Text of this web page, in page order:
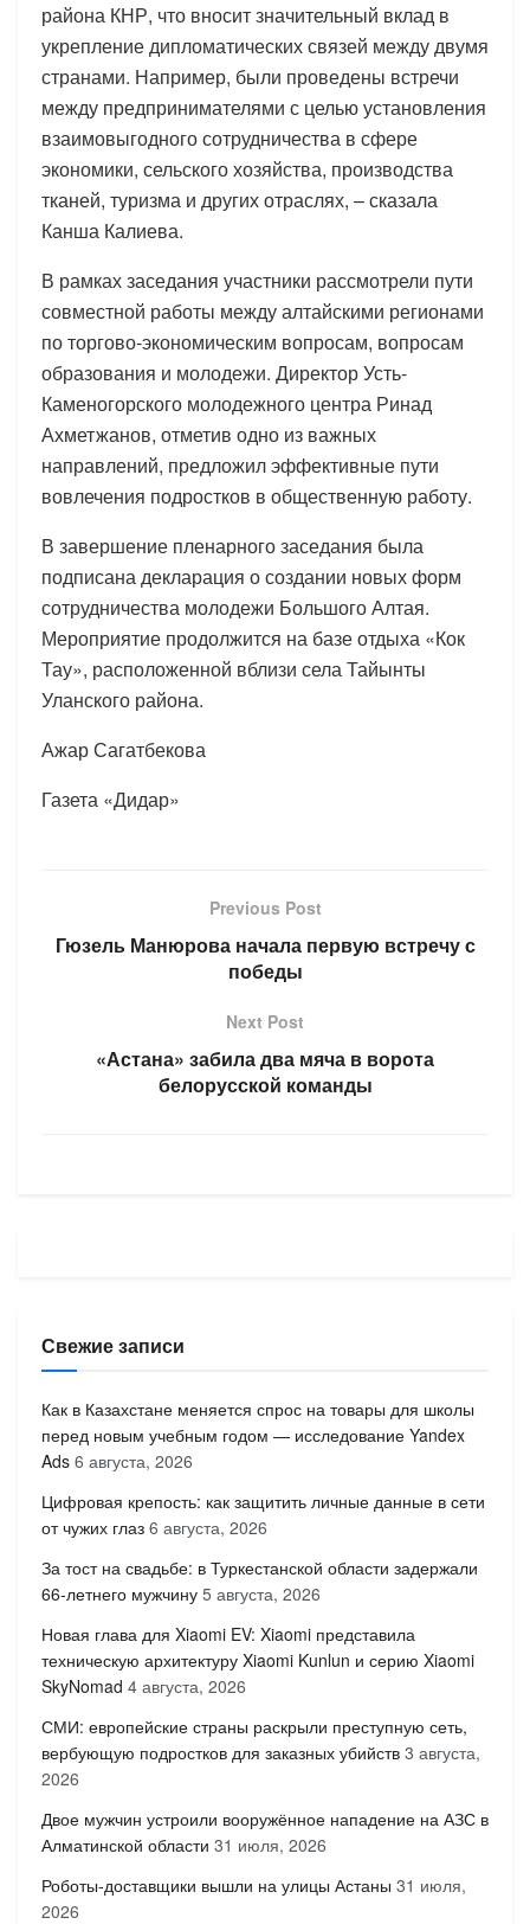
района КНР, что вносит значительный вклад в
укрепление дипломатических связей между двумя
странами. Например, были проведены встречи
между предпринимателями с целью установления
взаимовыгодного сотрудничества в сфере
экономики, сельского хозяйства, производства
тканей, туризма и других отраслях, – сказала
Канша Калиева.
В рамках заседания участники рассмотрели пути
совместной работы между алтайскими регионами
по торгово-экономическим вопросам, вопросам
образования и молодежи. Директор Усть-
Каменогорского молодежного центра Ринад
Ахметжанов, отметив одно из важных
направлений, предложил эффективные пути
вовлечения подростков в общественную работу.
В завершение пленарного заседания была
подписана декларация о создании новых форм
сотрудничества молодежи Большого Алтая.
Мероприятие продолжится на базе отдыха «Кок
Тау», расположенной вблизи села Тайынты
Уланского района.
Ажар Сагатбекова
Газета «Дидар»
Previous Post
Гюзель Манюрова начала первую встречу с
победы
Next Post
«Астана» забила два мяча в ворота
белорусской команды
Свежие записи
Как в Казахстане меняется спрос на товары для школы
перед новым учебным годом — исследование Yandex
Ads 6 августа, 2026
Цифровая крепость: как защитить личные данные в сети
от чужих глаз 6 августа, 2026
За тост на свадьбе: в Туркестанской области задержали
66-летнего мужчину 5 августа, 2026
Новая глава для Xiaomi EV: Xiaomi представила
техническую архитектуру Xiaomi Kunlun и серию Xiaomi
SkyNomad 4 августа, 2026
СМИ: европейские страны раскрыли преступную сеть,
вербующую подростков для заказных убийств 3 августа,
2026
Двое мужчин устроили вооружённое нападение на АЗС в
Алматинской области 31 июля, 2026
Роботы-доставщики вышли на улицы Астаны 31 июля,
2026